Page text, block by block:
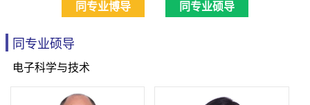
同专业博导 同专业硕导
同专业硕导
电子科学与技术